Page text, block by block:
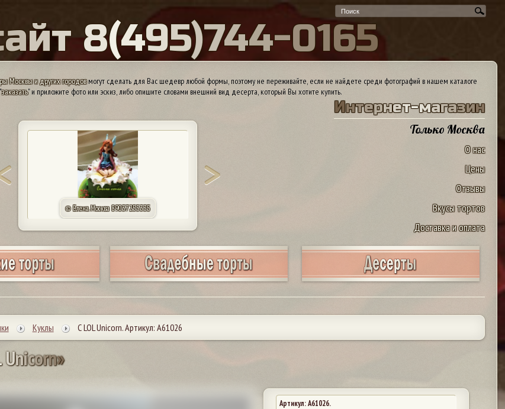
айт 8(495)744-0165
Москвы и других городовмогут сделать для Вас шедевр любой формы, поэтому не переживайте, если не найдете среди фотографий в нашем каталоге
заказать" и приложите фото или эскиз, либо опишите словами внешний вид десерта, который Вы хотите купить.
Интернет-магазин
Только Москва
О нас
Цены
Отзывы
Вкусы тортов
Доставка и оплата
© Елена. Москва 89037255335
Куклы С LOL Unicorn. Артикул: А61026
Unicorn»
Артикул: A61026.